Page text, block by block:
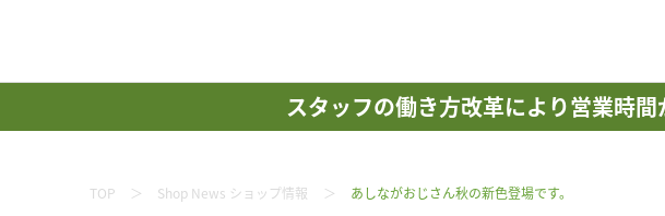
スタッフの働き方改革により営業時間
TOP Shop News ショップ情報 あしながおじさん秋の新色登場です。